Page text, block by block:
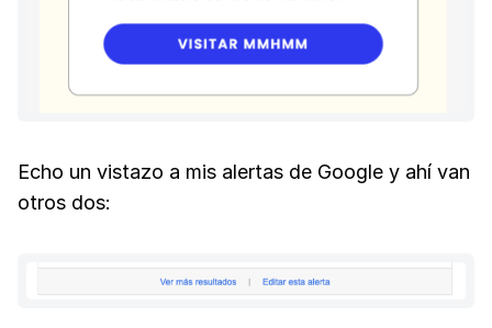
Echo un vistazo a mis alertas de Google y ahí van
otros dos: